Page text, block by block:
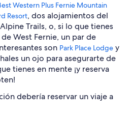
Western Plus Fernie Mountain
Resort, dos alojamientos del
Trails, o, si lo que tienes
West Fernie, un par de
son Park Place Lodge y
un ojo para asegurarte de
tienes en mente ¡y reserva
debería reservar un viaje a